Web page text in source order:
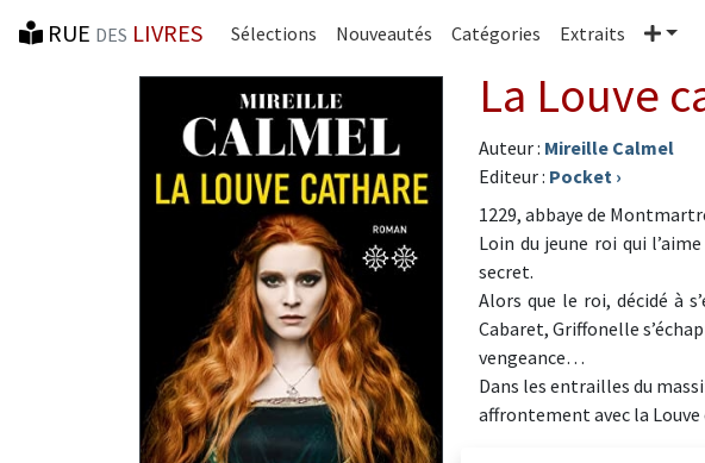
RUE DES LIVRES Sélections Nouveautés Catégories Extraits Plus
La Louve
Auteur : Mireille Calmel
Editeur : Pocket ›
1229, abbaye de
Loin du jeune roi qui
secret.
Alors que le roi, décidé à
Cabaret, Griffonelle
vengeance…
Dans les entrailles du
affrontement avec la